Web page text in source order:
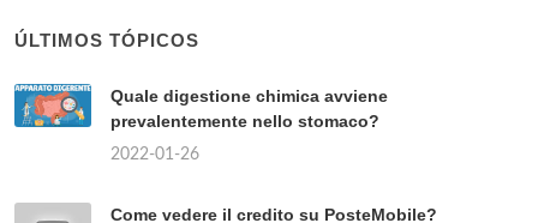
ÚLTIMOS TÓPICOS
Quale digestione chimica avviene
prevalentemente nello stomaco?
2022-01-26
Come vedere il credito su PosteMobile?